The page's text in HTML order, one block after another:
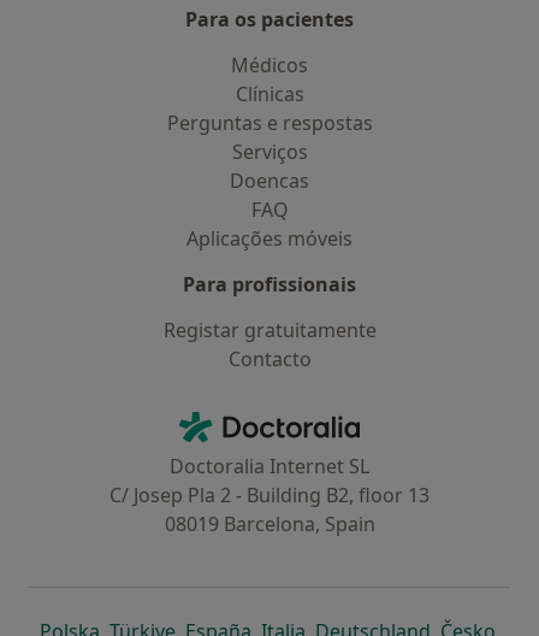
Para os pacientes
Médicos
Clínicas
Perguntas e respostas
Serviços
Doencas
FAQ
Aplicações móveis
Para profissionais
Registar gratuitamente
Contacto
Doctoralia - Homepage
Doctoralia Internet SL
C/ Josep Pla 2 - Building B2, floor 13
08019 Barcelona, Spain
abre num novo separador
abre num novo separador
abre num novo separador
abre num novoabre num